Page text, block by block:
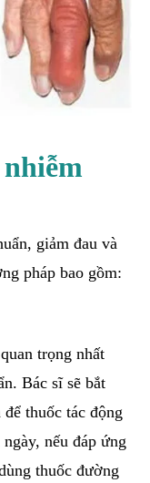
giảm đau và
pháp bao gồm:
trọng nhất
Bác sĩ sẽ bắt
thuốc tác động
nếu đáp ứng
thuốc đường